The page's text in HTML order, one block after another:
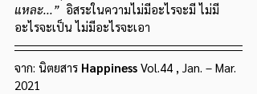
แหละ...” อิสระในความไม่มีอะไรจะมี ไม่มี
อะไรจะเป็น ไม่มีอะไรจะเอา
จาก: นิตยสาร Happiness Vol.44 , Jan. – Mar.
2021